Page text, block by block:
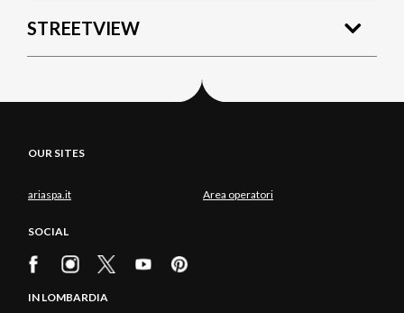
STREETVIEW
OUR SITES
ariaspa.it Area operatori
SOCIAL
IN LOMBARDIA